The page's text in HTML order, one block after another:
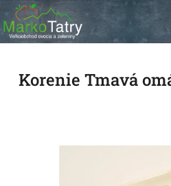
Prejsť
na
obsah
Korenie Tmavá